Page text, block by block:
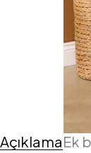
AçıklamaEk